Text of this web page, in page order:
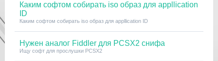
Каким софтом собирать iso образ для appllication
ID
Каким софтом собирать iso образ для appllication ID
Нужен аналог Fiddler для PСSX2 снифа
Ищу софт для прослушки PCSX2